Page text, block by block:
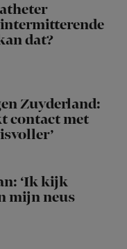
dat?
Zuyderland:
contact met
‘Ik kijk
mijn neus